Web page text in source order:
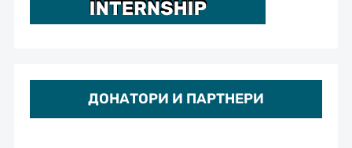
ДОНАТОРИ И ПАРТНЕРИ